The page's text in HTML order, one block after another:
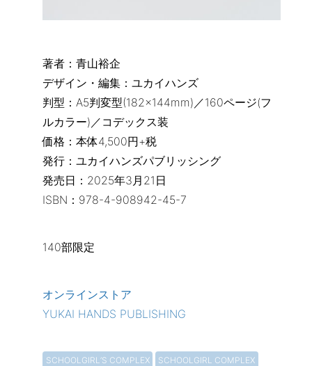
著者：青山裕企
デザイン・編集：ユカイハンズ
判型：A5判変型(182×144mm)／160ページ(フ
ルカラー)／コデックス装
価格：本体4,500円+税
発行：ユカイハンズパブリッシング
発売日：2025年3月21日
ISBN：978-4-908942-45-7
140部限定
オンラインストア
YUKAI HANDS PUBLISHING
SCHOOLGIRL’S COMPLEX
SCHOOLGIRL COMPLEX